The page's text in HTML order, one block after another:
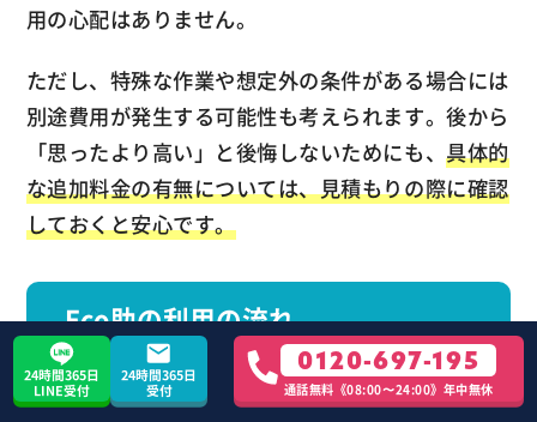
用の心配はありません。
ただし、特殊な作業や想定外の条件がある場合には
別途費用が発生する可能性も考えられます。後から
「思ったより高い」と後悔しないためにも、具体的
な追加料金の有無については、見積もりの際に確認
しておくと安心です。
Eco助の利用の流れ
お問い合わせ
24時間365日
LINE受付
24時間365日
受付
0120-697-195
通話無料《08:00〜24:00》年中無休